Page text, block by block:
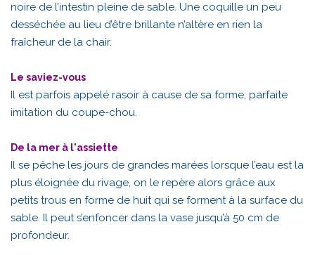
noire de l’intestin pleine de sable. Une coquille un peu
desséchée au lieu d’être brillante n’altère en rien la
fraîcheur de la chair.
Le saviez-vous
Il est parfois appelé rasoir à cause de sa forme, parfaite
imitation du coupe-chou.
De la mer à l'assiette
Il se pêche les jours de grandes marées lorsque l’eau est la
plus éloignée du rivage, on le repère alors grâce aux
petits trous en forme de huit qui se forment à la surface du
sable. Il peut s’enfoncer dans la vase jusqu’à 50 cm de
profondeur.